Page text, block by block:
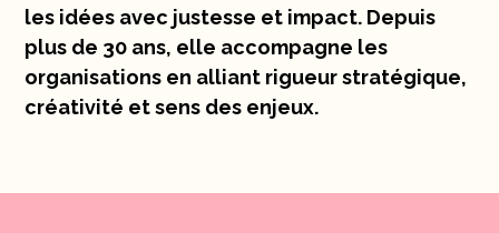
les idées avec justesse et impact. Depuis
plus de 30 ans, elle accompagne les
organisations en alliant rigueur stratégique,
créativité et sens des enjeux.